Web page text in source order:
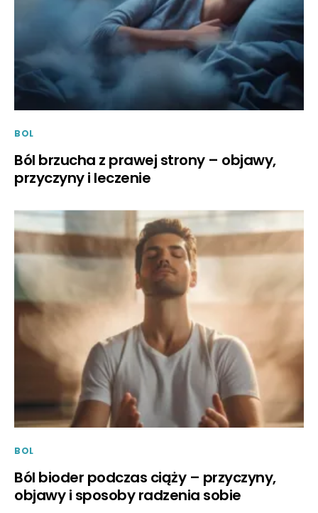
BOL
Ból brzucha z prawej strony – objawy,
przyczyny i leczenie
BOL
Ból bioder podczas ciąży – przyczyny,
objawy i sposoby radzenia sobie